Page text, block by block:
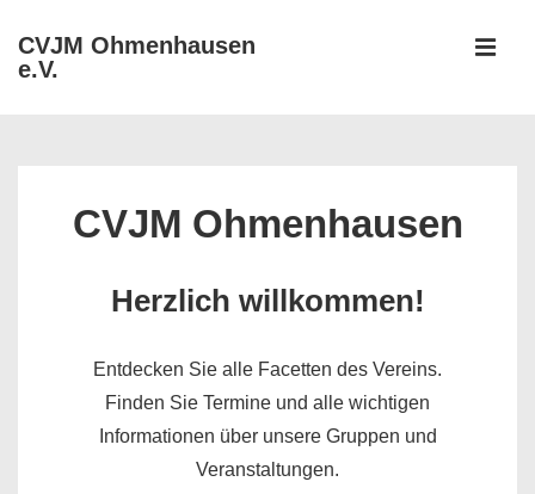
Zum
Inhalt
CVJM Ohmenhausen
e.V.
CVJM Ohmenhausen
Herzlich willkommen!
Entdecken Sie alle Facetten des Vereins.
Finden Sie Termine und alle wichtigen
Informationen über unsere Gruppen und
Veranstaltungen.